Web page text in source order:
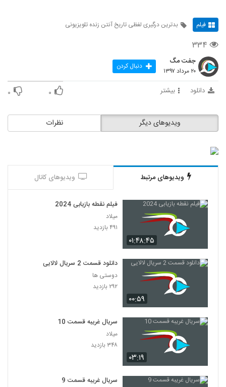
فیلم بدترین درگیری لفظی تاریخ آنتن زنده تلویزیونی
۳۳۴
جفت مگ
۲۰ مرداد ۱۳۹۷ دنبال کردن
دانلود بیشتر ۰ ۰
نظرات ویدیوهای دیگر
ویدیوهای مرتبط ویدیوهای کانال
۰۱:۴۸:۴۵
فیلم نقطه بازیابی 2024
میلاد
۴۹۱ بازدید
۰۰:۵۹
دانلود قسمت 2 سریال لالایی
دوستی ها
۲۹۲ بازدید
۰۳:۱۹
سریال غریبه قسمت 10
میلاد
۳۴۸ بازدید
سریال غریبه قسمت 9